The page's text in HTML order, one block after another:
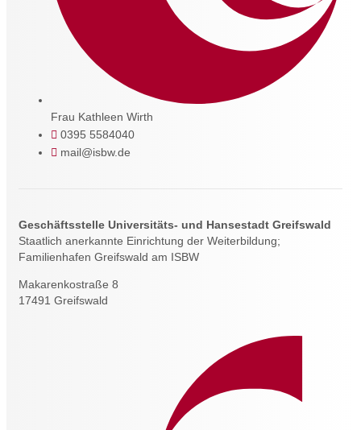
Frau Kathleen Wirth
0395 5584040
mail@isbw.de
Geschäftsstelle Universitäts- und Hansestadt Greifswald
Staatlich anerkannte Einrichtung der Weiterbildung;
Familienhafen Greifswald am ISBW
Makarenkostraße 8
17491 Greifswald